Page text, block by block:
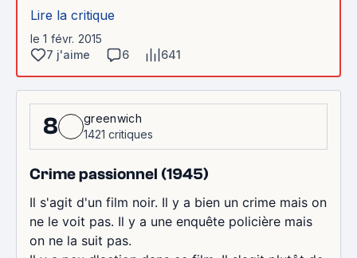
Lire la critique
le 1 févr. 2015
7 j'aime
6 641
8
greenwich
1421 critiques
Crime passionnel (1945)
Il s'agit d'un film noir. Il y a bien un crime mais on
ne le voit pas. Il y a une enquête policière mais
on ne la suit pas.